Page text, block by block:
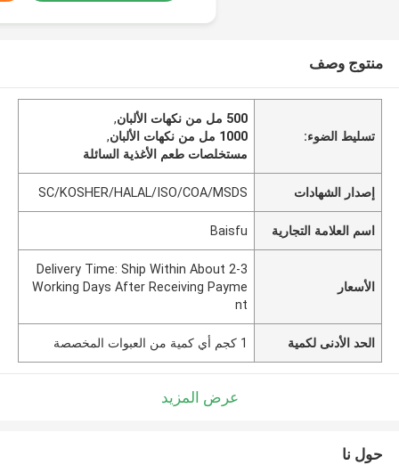
منتوج وصف
تسليط الضوء:
500 مل من نكهات الألبان
,
1000 مل من نكهات الألبان
,
مستخلصات طعم الأغذية السائلة
إصدار الشهادات SC/KOSHER/HALAL/ISO/COA/MSDS
اسم العلامة التجارية Baisfu
الأسعار
Delivery Time: Ship Within About 2-3
Working Days After Receiving Payme
nt
الحد الأدنى لكمية 1 كجم أي كمية من العبوات المخصصة
عرض المزيد
حول نا